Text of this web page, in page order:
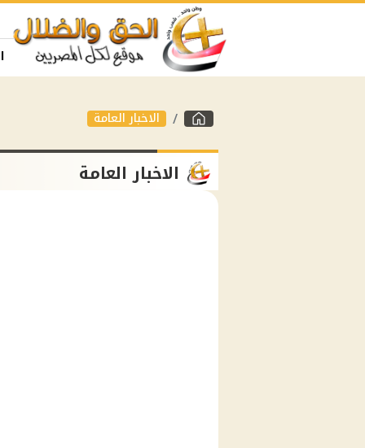
الاخبار العامة
الاخبار العامة